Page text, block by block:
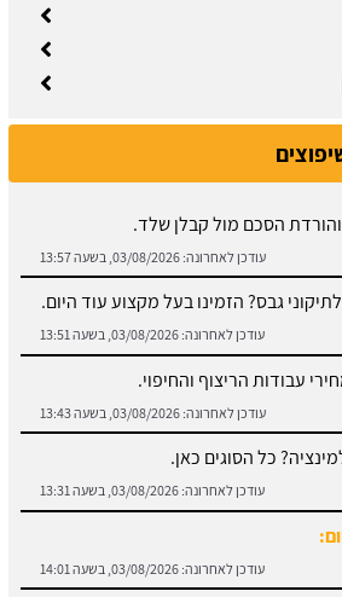
והורדת הסכם מול קבלן שלד.
לתיקוני גבס? הזמינו בעל מקצוע עוד היום.
עבודות הריצוף והחיפוי.
כל הסוגים כאן.